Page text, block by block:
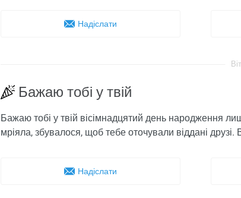
Надіслати
Бажаю тобі у твій
Бажаю тобі у твій вісімнадцятий день народження
мріяла, збувалося, щоб тебе оточували віддані
Надіслати